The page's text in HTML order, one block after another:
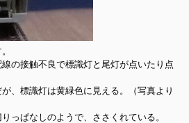
の接触不良で標識灯と尾灯が点いたり点
、標識灯は黄緑色に見える。（写真より
っぱなしのようで、ささくれている。